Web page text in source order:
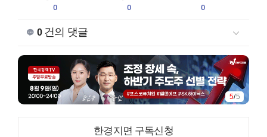
0
0
0
0건의 댓글
5/5
한경지면 구독신청